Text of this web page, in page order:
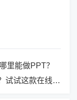
里能做PPT？
在线智能写作平台